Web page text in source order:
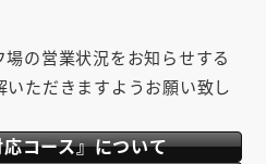
する
の営業状況をお知らせする
ただきますようお願い致し
コース』について